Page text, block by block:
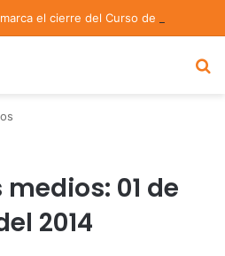
medios: 01 de
2014